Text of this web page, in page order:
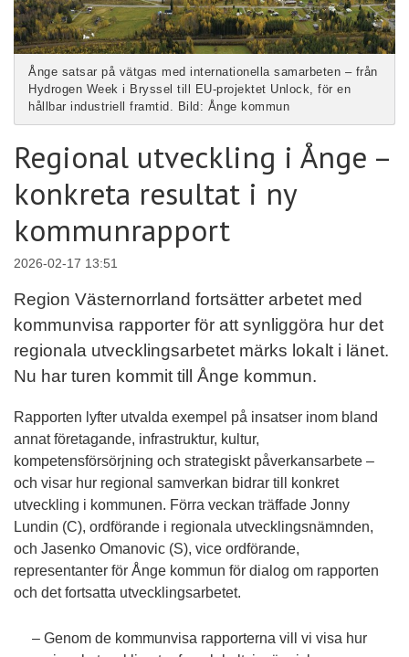
Ånge satsar på vätgas med internationella samarbeten – från
Hydrogen Week i Bryssel till EU-projektet Unlock, för en
hållbar industriell framtid. Bild: Ånge kommun
Regional utveckling i Ånge –
konkreta resultat i ny
kommunrapport
2026-02-17 13:51
Region Västernorrland fortsätter arbetet med
kommunvisa rapporter för att synliggöra hur det
regionala utvecklingsarbetet märks lokalt i länet.
Nu har turen kommit till Ånge kommun.
Rapporten lyfter utvalda exempel på insatser inom bland
annat företagande, infrastruktur, kultur,
kompetensförsörjning och strategiskt påverkansarbete –
och visar hur regional samverkan bidrar till konkret
utveckling i kommunen. Förra veckan träffade Jonny
Lundin (C), ordförande i regionala utvecklingsnämnden,
och Jasenko Omanovic (S), vice ordförande,
representanter för Ånge kommun för dialog om rapporten
och det fortsatta utvecklingsarbetet.
– Genom de kommunvisa rapporterna vill vi visa hur